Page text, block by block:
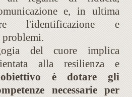
e, in ultima
l'identificazione e
del cuore implica
alla resilienza e
è dotare gli
necessarie per